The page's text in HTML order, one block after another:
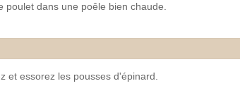
poulet dans une poêle bien chaude.
et essorez les pousses d'épinard.